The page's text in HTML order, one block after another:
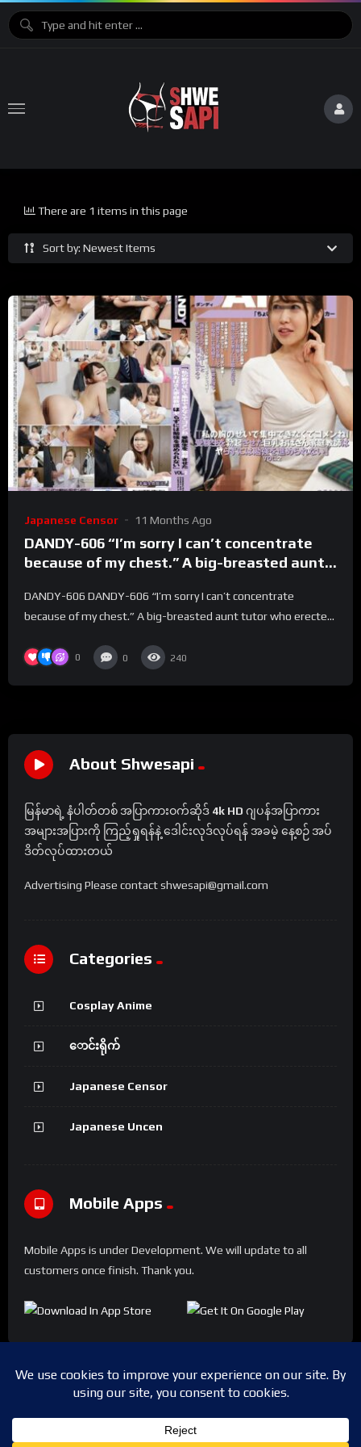
Sort by: Newest Items
There are 1 items in this page
Japanese Censor 11 Months Ago
DANDY-606 “I’m sorry I can’t concentrate
because of my chest.” A big-breasted aunt
proceed with studying without doing it.
“VOL.2
DANDY-606 DANDY-606 “I’m sorry I can’t concentrate
because of my chest.” A big-breasted aunt tutor who erecte...
0 0 240
About Shwesapi
မြန်မာရဲ့ နံပါတ်တစ် အပြာကားဝက်ဆိုဒ် 4k HD ဂျပန်အပြာကား
အများအပြားကို ကြည့်ရှုရန်နဲ့ ဒေါင်းလုဒ်လုပ်ရန် အခမဲ့ နေ့စဉ် အပ်
ဒိတ်လုပ်ထားတယ်
Advertising Please contact shwesapi@gmail.com
Categories
Cosplay Anime
ောင်းရိုက်
Japanese Censor
Japanese Uncen
Mobile Apps
Mobile Apps is under Development. We will update to all
customers once finish. Thank you.
Copyright © 2024 Shwesapi